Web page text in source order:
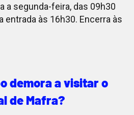
a segunda-feira, das 09h30
entrada às 16h30. Encerra às
demora a visitar o
de Mafra?